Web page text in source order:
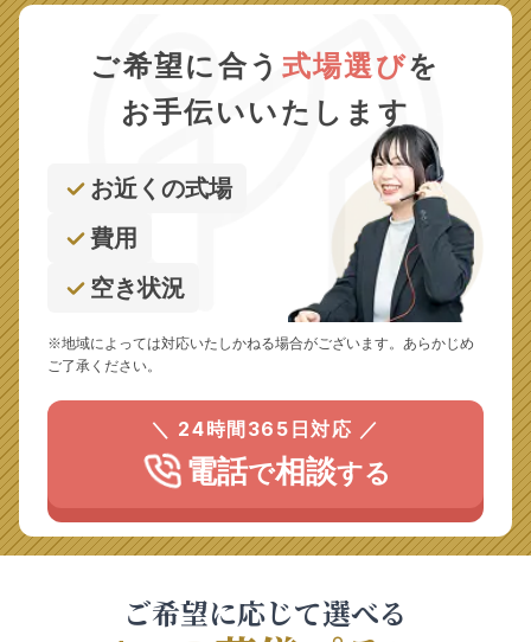
ご希望に合う 式場選びを
お手伝いいたします
お近くの式場
費用
空き状況
※地域によっては対応いたしかねる場合がございます。あらかじめ
ご了承ください。
＼ 24時間365日対応 ／
電話で相談する
ご希望に応じて選べる